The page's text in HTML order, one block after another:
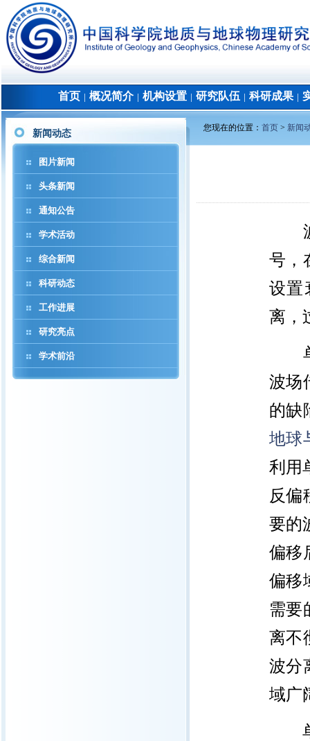
首页 概况简介│ 机构设置 研究队伍 科研成果│
新闻动态
图片新闻
头条新闻
通知公告
学术活动
综合新闻
科研动态
工作进展
研究亮点
学术前沿
您现在的位置： 首页 > 新闻
号，
设置
离，
波场
的缺
地球
利用
反偏
要的
偏移
偏移
需要
离不
波分
域广